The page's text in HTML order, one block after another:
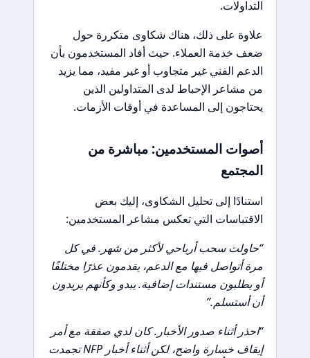
التداولات.
علاوة على ذلك، هناك شكاوى متكررة حول
ضعف خدمة العملاء. حيث أفاد المستخدمون بأن
الدعم الفني غير متجاوب أو غير مفيد، مما يزيد
من مشاعر الإحباط لدى المتداولين الذين
يحتاجون إلى المساعدة في أوقات الأزمات.
أصوات المستخدمين: مباشرة من
المجتمع
استنادًا إلى تحليل الشكاوى، إليك بعض
الاقتباسات التي تعكس مشاعر المستخدمين:
“حاولت سحب أرباحي لأكثر من شهر. في كل
مرة أتواصل فيها مع الدعم، يقدمون عذرًا مختلفًا
أو يطلبون مستندات إضافية. يبدو وكأنهم يريدون
أن أستسلم.”
“احذر أثناء صدور الأخبار. كان لدي صفقة مع أمر
إيقاف خسارة واضح، لكن أثناء أخبار NFP تجمدت